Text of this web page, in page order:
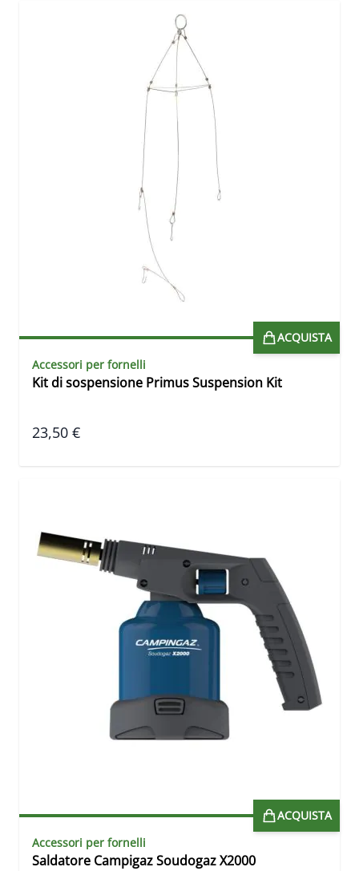
ACQUISTA
Accessori per fornelli
Kit di sospensione Primus Suspension Kit
23,50 €
ACQUISTA
Accessori per fornelli
Saldatore Campigaz Soudogaz X2000